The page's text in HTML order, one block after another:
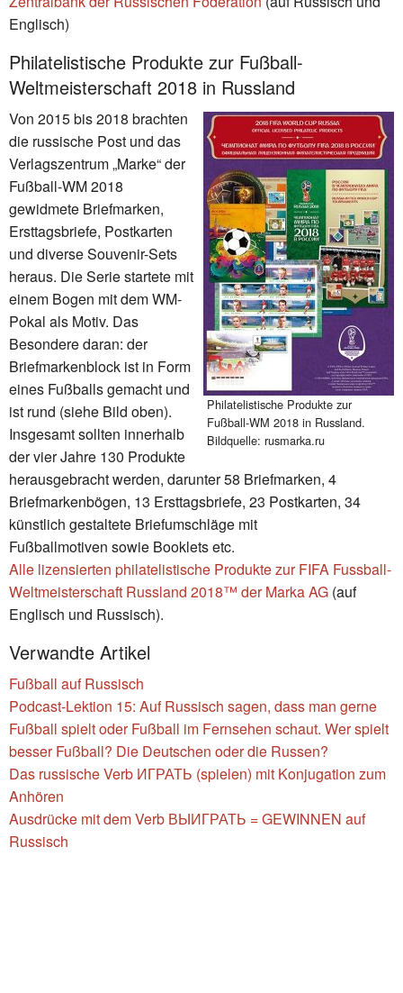
Englisch)
Philatelistische Produkte zur Fußball-
Weltmeisterschaft 2018 in Russland
Philatelistische Produkte zur
Fußball-WM 2018 in Russland.
Bildquelle: rusmarka.ru
Von 2015 bis 2018 brachten
die russische Post und das
Verlagszentrum „Marke“ der
Fußball-WM 2018
gewidmete Briefmarken,
Ersttagsbriefe, Postkarten
und diverse Souvenir-Sets
heraus. Die Serie startete mit
einem Bogen mit dem WM-
Pokal als Motiv. Das
Besondere daran: der
Briefmarkenblock ist in Form
eines Fußballs gemacht und
ist rund (siehe Bild oben).
Insgesamt sollten innerhalb
der vier Jahre 130 Produkte
herausgebracht werden, darunter 58 Briefmarken, 4
Briefmarkenbögen, 13 Ersttagsbriefe, 23 Postkarten, 34
künstlich gestaltete Briefumschläge mit
Fußballmotiven sowie Booklets etc.
Alle lizensierten philatelistische Produkte zur FIFA Fussball-
Weltmeisterschaft Russland 2018™ der Marka AG (auf
Englisch und Russisch).
Verwandte Artikel
Fußball auf Russisch
Podcast-Lektion 15: Auf Russisch sagen, dass man gerne
Fußball spielt oder Fußball im Fernsehen schaut. Wer spielt
besser Fußball? Die Deutschen oder die Russen?
Das russische Verb ИГРАТЬ (spielen) mit Konjugation zum
Anhören
Ausdrücke mit dem Verb ВЫИГРАТЬ = GEWINNEN auf
Russisch